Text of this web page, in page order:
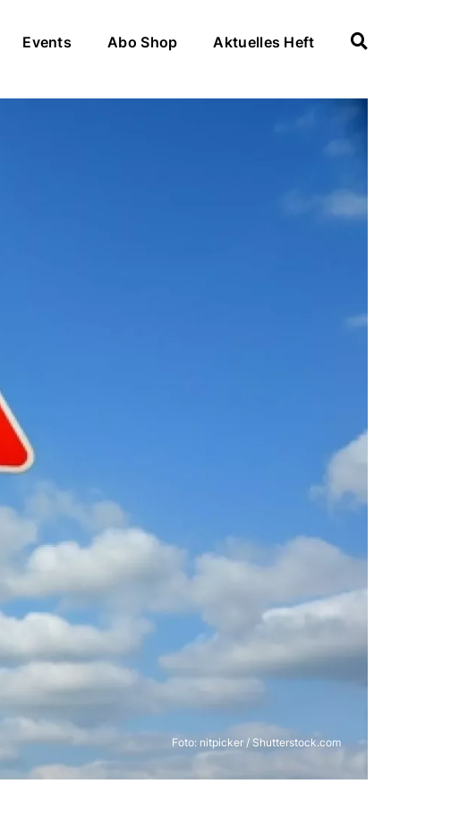
Events Abo Shop Aktuelles Heft
Foto: nitpicker / Shutterstock.com